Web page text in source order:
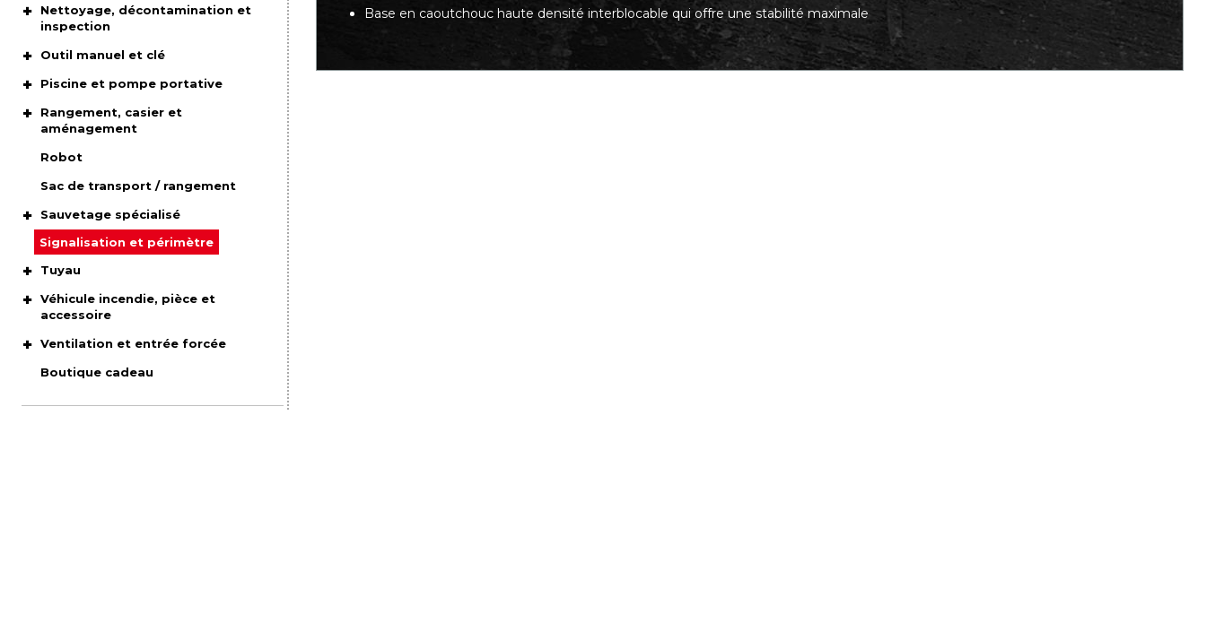
Nettoyage, décontamination et
inspection
Outil manuel et clé
Piscine et pompe portative
Rangement, casier et
aménagement
Robot
Sac de transport / rangement
Sauvetage spécialisé
Signalisation et périmètre
Tuyau
Véhicule incendie, pièce et
accessoire
Ventilation et entrée forcée
Boutique cadeau
Base en caoutchouc haute densité interblocable qui offre une stabilité maximale